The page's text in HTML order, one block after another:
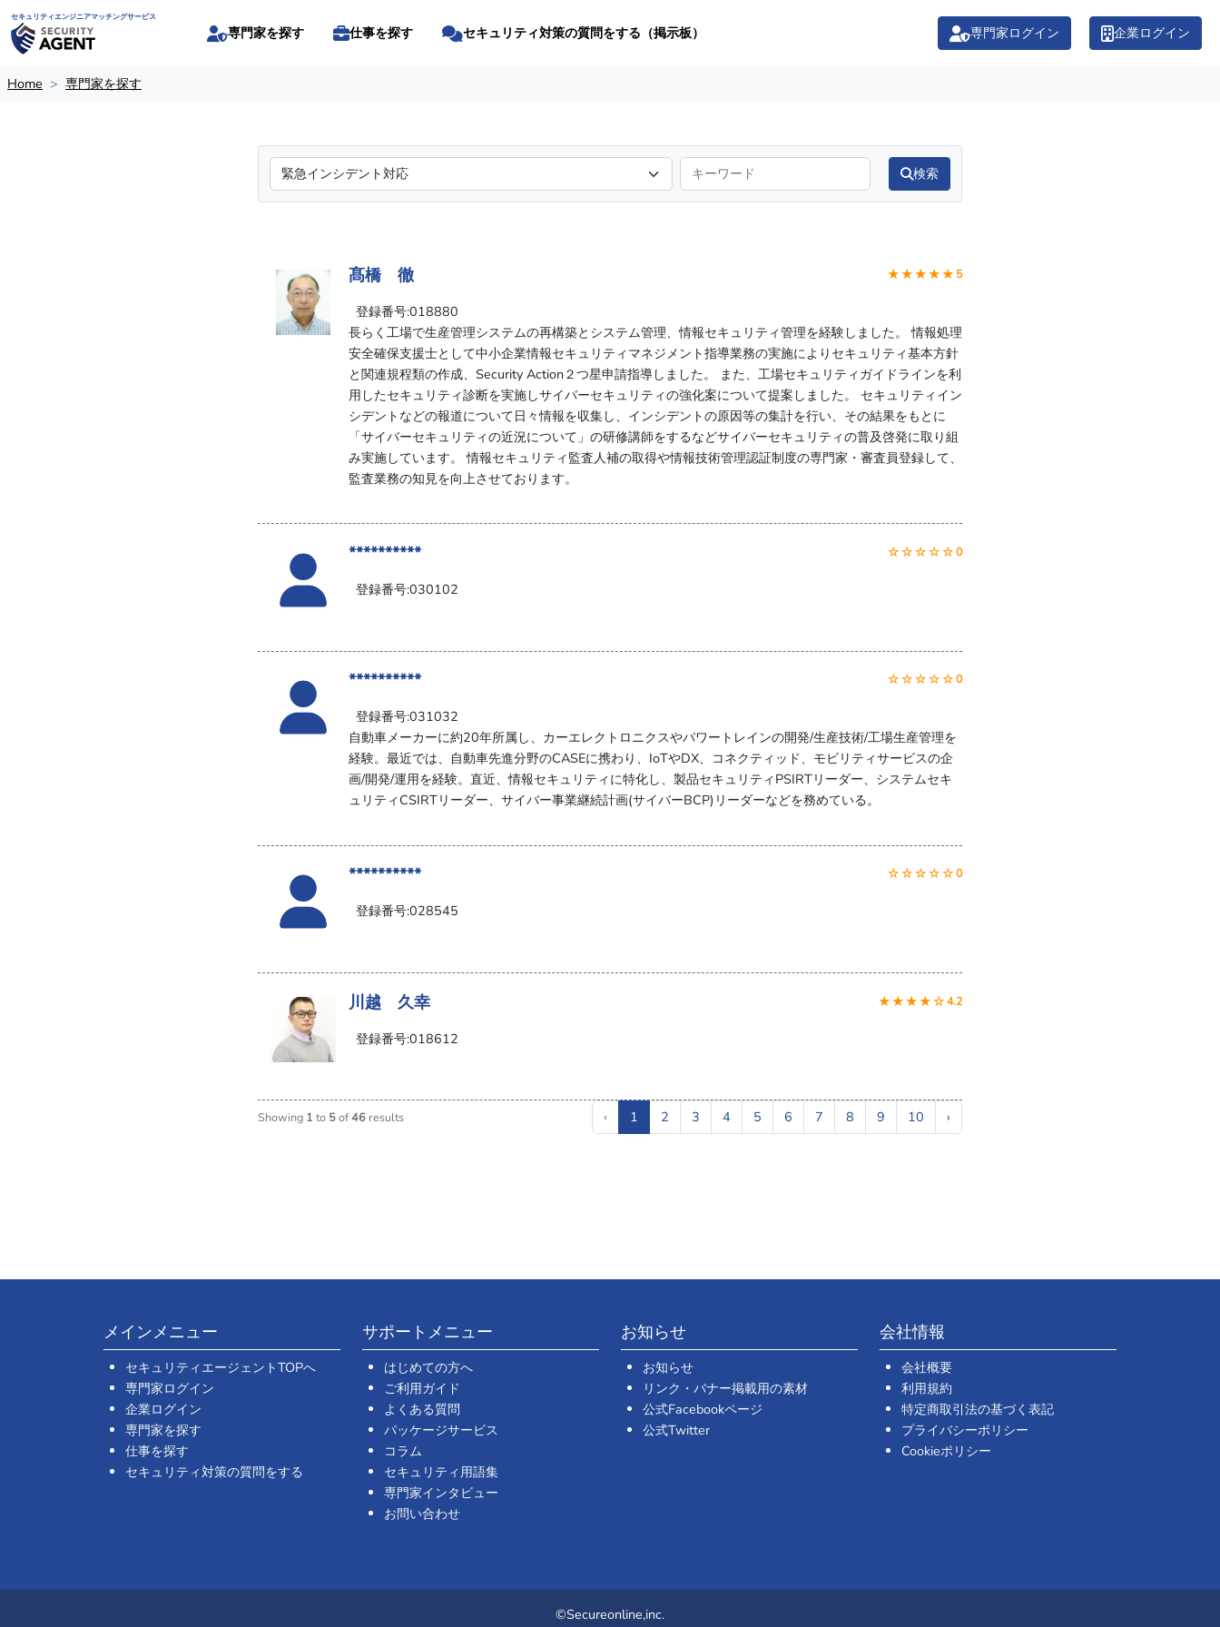
セキュリティエンジニアマッチングサービス
専門家を探す 仕事を探す セキュリティ対策の質問をする（掲示板） 専門家ログイン 企業ログイン
Home 専門家を探す
検索
★ ★ ★ ★ ★ 5
髙橋 徹
登録番号:018880
長らく工場で生産管理システムの再構築とシステム管理、情報セキュリティ管理を経験しました。 情報処理
安全確保支援士として中小企業情報セキュリティマネジメント指導業務の実施によりセキュリティ基本方針
と関連規程類の作成、Security Action２つ星申請指導しました。 また、工場セキュリティガイドラインを利
用したセキュリティ診断を実施しサイバーセキュリティの強化案について提案しました。 セキュリティイン
シデントなどの報道について日々情報を収集し、インシデントの原因等の集計を行い、その結果をもとに
「サイバーセキュリティの近況について」の研修講師をするなどサイバーセキュリティの普及啓発に取り組
み実施しています。 情報セキュリティ監査人補の取得や情報技術管理認証制度の専門家・審査員登録して、
監査業務の知見を向上させております。
☆ ☆ ☆ ☆ ☆ 0
**********
登録番号:030102
☆ ☆ ☆ ☆ ☆ 0
**********
登録番号:031032
自動車メーカーに約20年所属し、カーエレクトロニクスやパワートレインの開発/生産技術/工場生産管理を
経験。最近では、自動車先進分野のCASEに携わり、IoTやDX、コネクティッド、モビリティサービスの企
画/開発/運用を経験。直近、情報セキュリティに特化し、製品セキュリティPSIRTリーダー、システムセキ
ュリティCSIRTリーダー、サイバー事業継続計画(サイバーBCP)リーダーなどを務めている。
☆ ☆ ☆ ☆ ☆ 0
**********
登録番号:028545
★ ★ ★ ★ ☆ 4.2
川越 久幸
登録番号:018612
Showing 1 to 5of46 results ‹ 1 2 3 4 5 6 7 8 9 10 ›
メインメニュー
セキュリティエージェントTOPへ
専門家ログイン
企業ログイン
専門家を探す
仕事を探す
セキュリティ対策の質問をする
サポートメニュー
はじめての方へ
ご利用ガイド
よくある質問
パッケージサービス
コラム
セキュリティ用語集
専門家インタビュー
お問い合わせ
お知らせ
お知らせ
リンク・バナー掲載用の素材
公式Facebookページ
公式Twitter
会社情報
会社概要
利用規約
特定商取引法の基づく表記
プライバシーポリシー
Cookieポリシー
©Secureonline,inc.